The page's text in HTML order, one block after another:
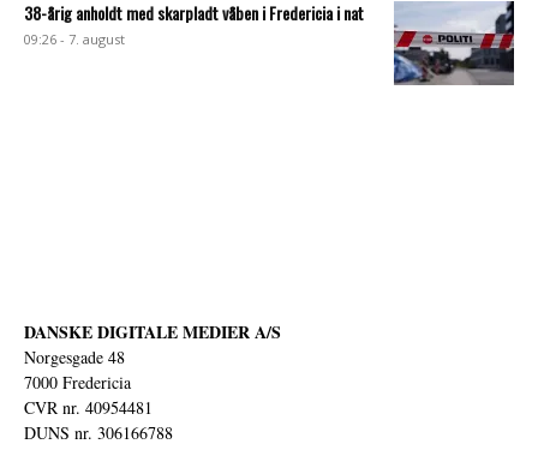
38-årig anholdt med skarpladt våben i Fredericia i nat
09:26 - 7. august
DANSKE DIGITALE MEDIER A/S
Norgesgade 48
7000 Fredericia
CVR nr. 40954481
DUNS nr. 306166788